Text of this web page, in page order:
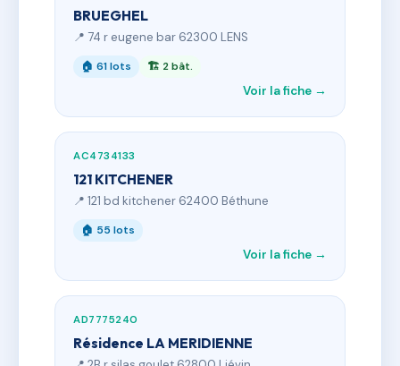
BRUEGHEL
📍 74 r eugene bar 62300 LENS
🏠 61 lots 🏗 2 bât.
Voir la fiche →
AC4734133
121 KITCHENER
📍 121 bd kitchener 62400 Béthune
🏠 55 lots
Voir la fiche →
AD7775240
Résidence LA MERIDIENNE